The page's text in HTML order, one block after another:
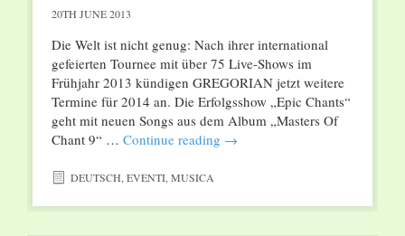
20TH JUNE 2013
Die Welt ist nicht genug: Nach ihrer international
gefeierten Tournee mit über 75 Live-Shows im
Frühjahr 2013 kündigen GREGORIAN jetzt weitere
Termine für 2014 an. Die Erfolgsshow „Epic Chants“
geht mit neuen Songs aus dem Album „Masters Of
Chant 9“ … Continue reading →
DEUTSCH,EVENTI,MUSICA